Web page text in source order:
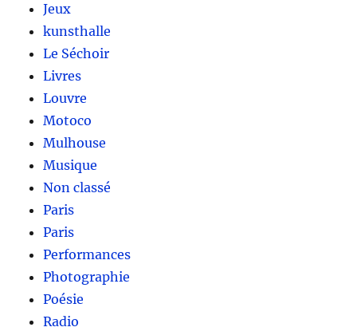
Jeux
kunsthalle
Le Séchoir
Livres
Louvre
Motoco
Mulhouse
Musique
Non classé
Paris
Paris
Performances
Photographie
Poésie
Radio